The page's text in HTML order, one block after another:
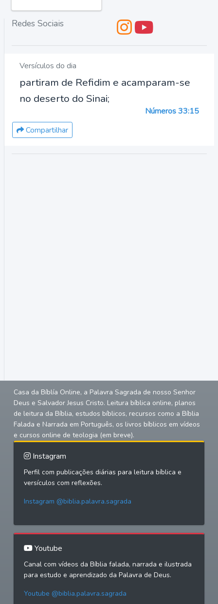
Redes Sociais
Versículos do dia
partiram de Refidim e acamparam-se
no deserto do Sinai;
Números 33:15
Compartilhar
Casa da Bíblía Online, a Palavra Sagrada de nosso Senhor
Deus e Salvador Jesus Cristo. Leitura bíblica online, planos
de leitura da Bíblia, estudos bíblicos, recursos como a Bíblia
Falada e Narrada em Português, os livros bíblicos em vídeos
e cursos online de teologia (em breve).
Instagram
Perfil com publicações diárias para leitura bíblica e
versículos com reflexões.
Instagram @biblia.palavra.sagrada
Youtube
Canal com vídeos da Bíblia falada, narrada e ilustrada
para estudo e aprendizado da Palavra de Deus.
Youtube @biblia.palavra.sagrada